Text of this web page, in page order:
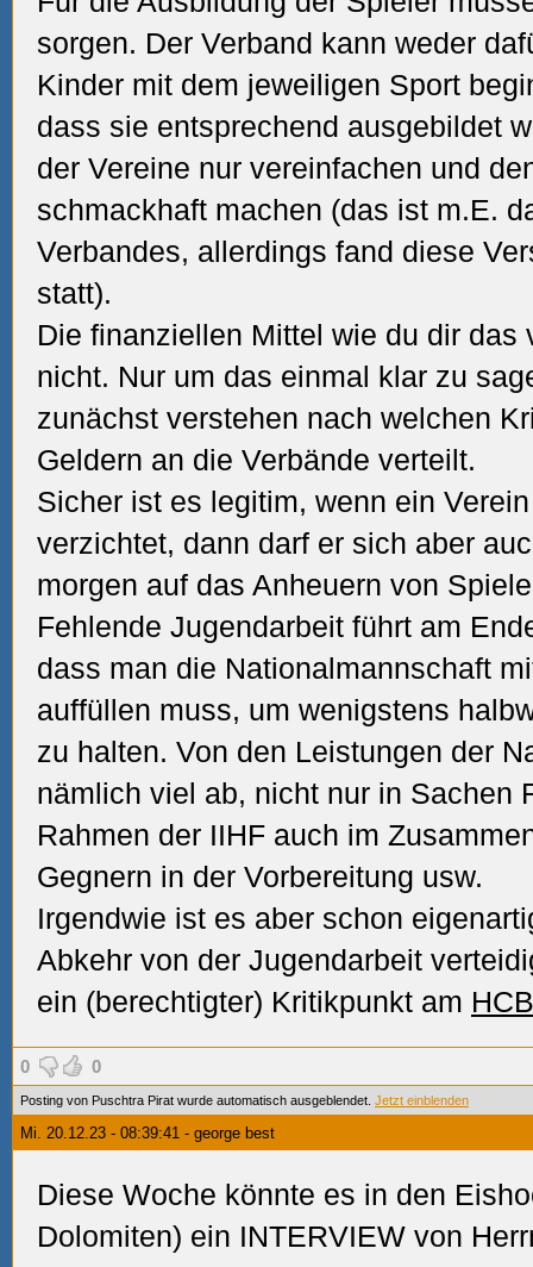
sorgen. Der Verband kann weder
Kinder mit dem jeweiligen Sport
dass sie entsprechend ausgebildet
der Vereine nur vereinfachen und
schmackhaft machen (das ist m.E.
Verbandes, allerdings fand diese
statt).
Die finanziellen Mittel wie du dir das
nicht. Nur um das einmal klar zu
zunächst verstehen nach welchen
Geldern an die Verbände verteilt.
Sicher ist es legitim, wenn ein
verzichtet, dann darf er sich aber
morgen auf das Anheuern von
Fehlende Jugendarbeit führt am
dass man die Nationalmannschaft
auffüllen muss, um wenigstens
zu halten. Von den Leistungen der
nämlich viel ab, nicht nur in Sachen
Rahmen der IIHF auch im
Gegnern in der Vorbereitung usw.
Irgendwie ist es aber schon
Abkehr von der Jugendarbeit
ein (berechtigter) Kritikpunkt am HCB
0 0
Posting von Puschtra Pirat wurde automatisch ausgeblendet. Jetzt einblenden
Mi. 20.12.23 - 08:39:41 - george best
Diese Woche könnte es in den
Dolomiten) ein INTERVIEW von